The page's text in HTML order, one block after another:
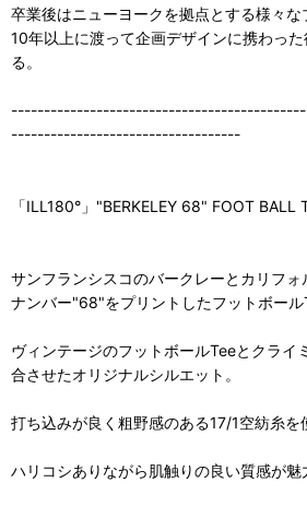
卒業後はニューヨークを拠点とする様々な
10年以上に渡って企画デザインに携わっ
る。
-----------------------------------
「ILL180°」"BERKELEY 68" FOOT BALL
サンフランシスコのバークレーとカリフォ
ナンバー"68"をプリントしたフットボール
ヴィンテージのフットボールTeeとクライ
合させたオリジナルシルエット。
打ち込みが良く粗野感のある17/1空紡糸を
ハリコシありながら肌触りの良い質感が魅